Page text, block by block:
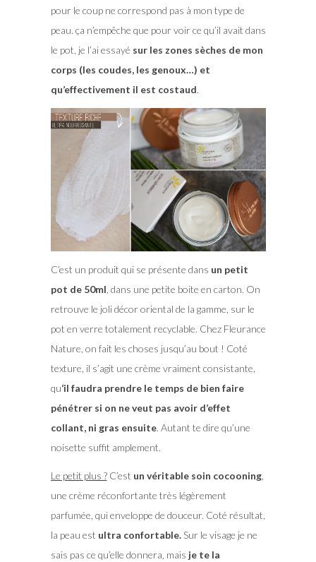
pour le coup ne correspond pas à mon type de
peau. ça n’empêche que pour voir ce qu’il avait dans
le pot, je l’ai essayé sur les zones sèches de mon
corps (les coudes, les genoux…) et
qu’effectivement il est costaud.
C’est un produit qui se présente dans un petit
pot de 50ml , dans une petite boite en carton. On
retrouve le joli décor oriental de la gamme, sur le
pot en verre totalement recyclable. Chez Fleurance
Nature, on fait les choses jusqu’au bout ! Coté
texture, il s’agit une crème vraiment consistante,
qu‘il faudra prendre le temps de bien faire
pénétrer si on ne veut pas avoir d’effet
collant, ni gras ensuite. Autant te dire qu’une
noisette suffit amplement.
Le petit plus ?C’est un véritable soin cocooning,
une crème réconfortante très légèrement
parfumée, qui enveloppe de douceur. Coté résultat,
la peau est ultra confortable.Sur le visage je ne
sais pas ce qu’elle donnera, mais je te la